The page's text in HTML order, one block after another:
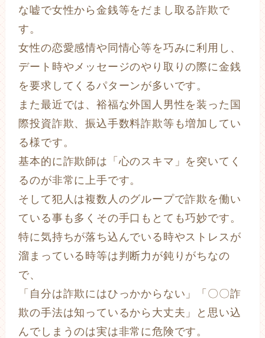
な嘘で女性から金銭等をだまし取る詐欺で
す。
女性の恋愛感情や同情心等を巧みに利用し、
デート時やメッセージのやり取りの際に金銭
を要求してくるパターンが多いです。
また最近では、裕福な外国人男性を装った国
際投資詐欺、振込手数料詐欺等も増加してい
る様です。
基本的に詐欺師は「心のスキマ」を突いてく
るのが非常に上手です。
そして犯人は複数人のグループで詐欺を働い
ている事も多くその手口もとても巧妙です。
特に気持ちが落ち込んでいる時やストレスが
溜まっている時等は判断力が鈍りがちなの
で、
「自分は詐欺にはひっかからない」「〇〇詐
欺の手法は知っているから大丈夫」と思い込
んでしまうのは実は非常に危険です。